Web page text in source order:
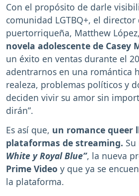
Con el propósito de darle
comunidad LGTBQ+, el director
puertorriqueña, Matthew López,
novela adolescente de Casey
un éxito en ventas durante el
adentrarnos en una romántica
realeza, problemas políticos y
deciden vivir su amor sin
dirán”.
Es así que, un romance queer
plataformas de streaming.
White y Royal Blue”, la nueva
Prime Video y que ya se
la plataforma.